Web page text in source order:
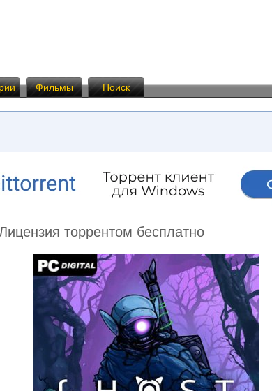
Фильмы Поиск
торрентом бесплатно